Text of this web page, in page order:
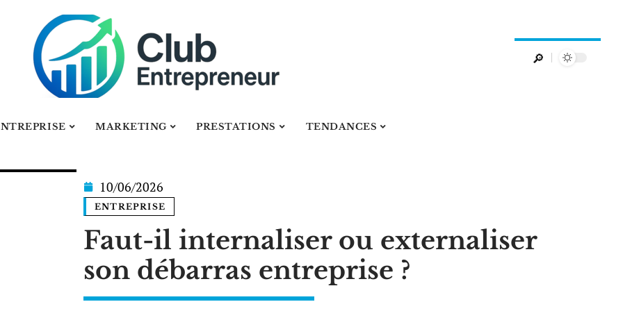
MARKETING PRESTATIONS TENDANCES
10/06/2026
ENTREPRISE
Faut-il internaliser ou externaliser
son débarras entreprise ?